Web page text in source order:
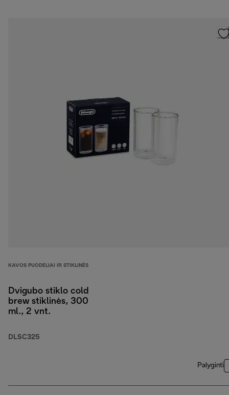
KAVOS PUODELIAI IR STIKLINĖS
Dvigubo stiklo cold
brew stiklinės, 300
ml., 2 vnt.
DLSC325
Palyginti